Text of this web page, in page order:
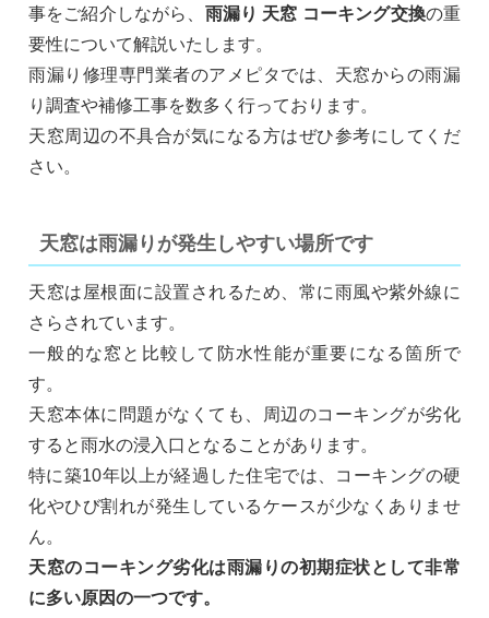
事をご紹介しながら、 雨漏り 天窓 コーキング交換の重
要性について解説いたします。
雨漏り修理専門業者のアメピタでは、天窓からの雨漏
り調査や補修工事を数多く行っております。
天窓周辺の不具合が気になる方はぜひ参考にしてくだ
さい。
天窓は雨漏りが発生しやすい場所です
天窓は屋根面に設置されるため、常に雨風や紫外線に
さらされています。
一般的な窓と比較して防水性能が重要になる箇所で
す。
天窓本体に問題がなくても、周辺のコーキングが劣化
すると雨水の浸入口となることがあります。
特に築10年以上が経過した住宅では、コーキングの硬
化やひび割れが発生しているケースが少なくありませ
ん。
天窓のコーキング劣化は雨漏りの初期症状として非常
に多い原因の一つです。